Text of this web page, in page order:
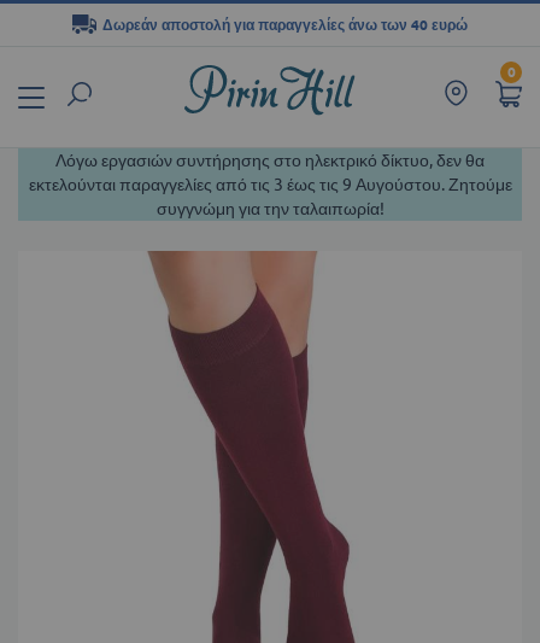
0
Δωρεάν αποστολή για παραγγελίες άνω των 40 ευρώ
περιεχόμενο
Λόγω εργασιών συντήρησης στο ηλεκτρικό δίκτυο, δεν θα
εκτελούνται παραγγελίες από τις 3 έως τις 9 Αυγούστου. Ζητούμε
συγγνώμη για την ταλαιπωρία!